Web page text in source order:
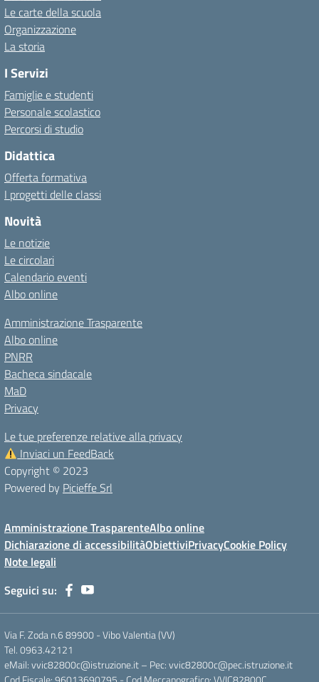
Le carte della scuola
Organizzazione
La storia
I Servizi
Famiglie e studenti
Personale scolastico
Percorsi di studio
Didattica
Offerta formativa
I progetti delle classi
Novità
Le notizie
Le circolari
Calendario eventi
Albo online
Amministrazione Trasparente
Albo online
PNRR
Bacheca sindacale
MaD
Privacy
Le tue preferenze relative alla privacy
Inviaci un FeedBack
Copyright © 2023
Powered by Picieffe Srl
Amministrazione TrasparenteAlbo online
Dichiarazione di accessibilitàObiettiviPrivacyCookie Policy
Note legali
Seguici su:
Via F. Zoda n.6 89900 - Vibo Valentia (VV)
Tel. 0963.42121
eMail: vvic82800c@istruzione.it – Pec: vvic82800c@pec.istruzione.it